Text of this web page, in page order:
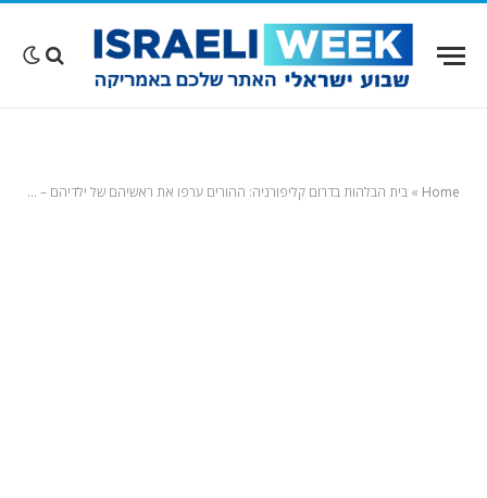
Home
» בית הבלהות בדרום קליפורניה: ההורים ערפו את ראשיהם של ילדיהם – ואילצו את אחיהם להישאר כלואים עם הגופות